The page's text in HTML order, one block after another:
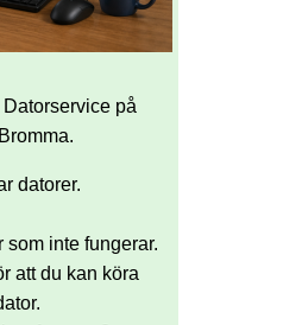
på
datorer.
som inte fungerar.
att du kan köra